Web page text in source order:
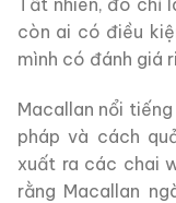
còn ai có điều
mình có đánh giá
Macallan nổi
pháp và cách
xuất ra các chai
rằng Macallan